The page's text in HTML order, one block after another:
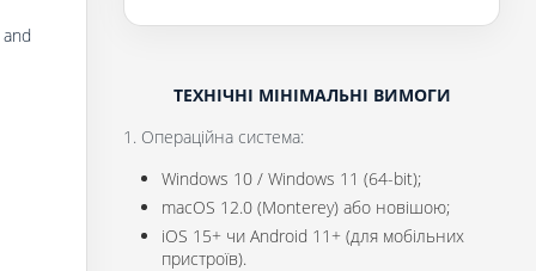
ТЕХНІЧНІ МІНІМАЛЬНІ ВИМОГИ
1. Операційна система:
Windows 10 / Windows 11 (64-bit);
macOS 12.0 (Monterey) або новішою;
iOS 15+ чи Android 11+ (для мобільних
пристроїв).